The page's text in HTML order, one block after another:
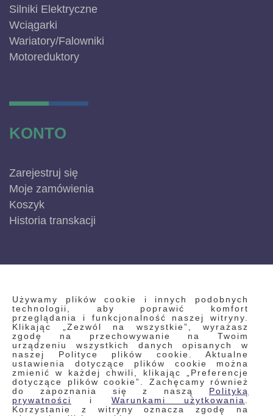
Używamy plików cookie i innych podobnych
technologii, aby poprawić komfort
przeglądania i funkcjonalność naszej witryny.
Klikając „Zezwól na wszystkie”, wyrażasz
zgodę na przechowywanie na Twoim
urządzeniu wszystkich danych opisanych w
naszej Polityce plików cookie. Aktualne
ustawienia dotyczące plików cookie można
zmienić w każdej chwili, klikając „Preferencje
dotyczące plików cookie”. Zachęcamy również
do zapoznania się z naszą Polityką
prywatności
i Warunkami użytkowania
Korzystanie z witryny oznacza zgodę na
Silniki Elektryczne
Wciągarki
Wariatory/Falowniki
Motoreduktory
KONTO
Zarejestruj się
Moje zamówienia
Koszyk
Historia transkacji
INFORMACJE
Regulamin
Polityka prywatności i pliki cookie
Wyszukiwane frazy
Wyszukiwanie zaawansowane
Zamówienia